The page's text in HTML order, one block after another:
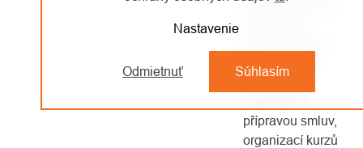
Nastavenie
Odmietnuť Súhlasím
zpracováváme-li
přípravou smluv,
organizací kurzů